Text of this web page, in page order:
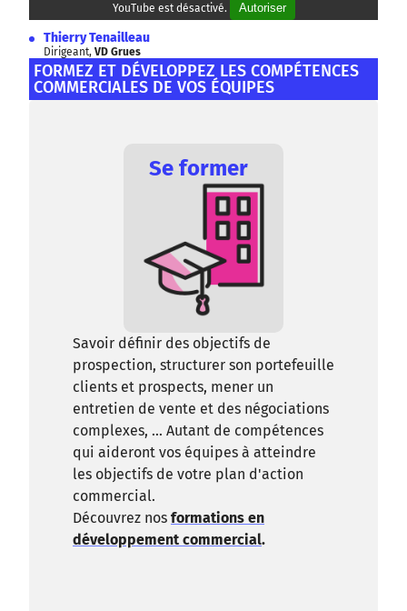
YouTube est désactivé. Autoriser
Thierry Tenailleau
Dirigeant, VD Grues
FORMEZ ET DÉVELOPPEZ LES COMPÉTENCES
COMMERCIALES DE VOS ÉQUIPES
Se former
Savoir définir des objectifs de
prospection, structurer son portefeuille
clients et prospects, mener un
entretien de vente et des négociations
complexes, ... Autant de compétences
qui aideront vos équipes à atteindre
les objectifs de votre plan d'action
commercial.
Découvrez nos formations en
développement commercial.